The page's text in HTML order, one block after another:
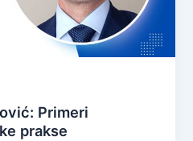
Primeri
prakse